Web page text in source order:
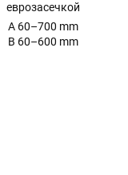
еврозасечкой
A 60–700 mm
B 60–600 mm